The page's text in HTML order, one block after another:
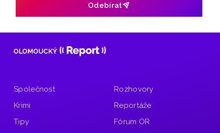
Odebírat
Společnost
Krimi
Tipy
Rozhovory
Reportáže
Fórum OR